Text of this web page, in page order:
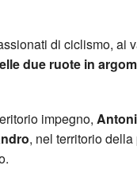
di ciclismo, ai
due ruote in
impegno,
, nel territorio